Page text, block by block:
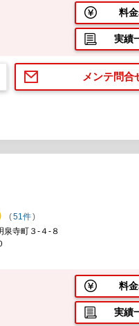
料
実績
メンテ問合
(51件)
泉寺町３-４-８
料
実績